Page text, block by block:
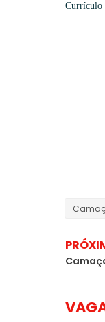
Currículo